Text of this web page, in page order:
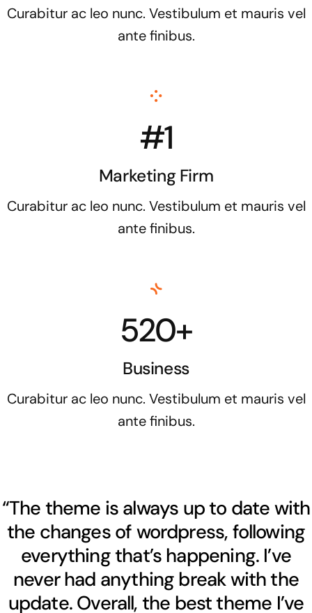
Curabitur ac leo nunc. Vestibulum et mauris vel
ante finibus.
#1
Marketing Firm
Curabitur ac leo nunc. Vestibulum et mauris vel
ante finibus.
520+
Business
Curabitur ac leo nunc. Vestibulum et mauris vel
ante finibus.
“The theme is always up to date with
the changes of wordpress, following
everything that’s happening. I’ve
never had anything break with the
update. Overall, the best theme I’ve